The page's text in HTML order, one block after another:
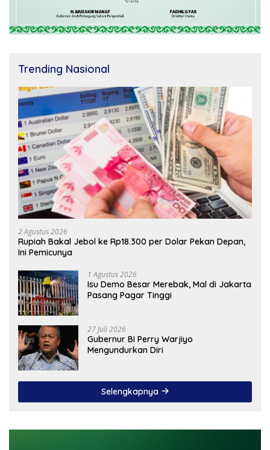
Trending Nasional
2 Agustus 2026
Rupiah Bakal Jebol ke Rp18.300 per Dolar Pekan Depan,
Ini Pemicunya
1 Agustus 2026
Isu Demo Besar Merebak, Mal di Jakarta
Pasang Pagar Tinggi
27 Juli 2026
Gubernur BI Perry Warjiyo
Mengundurkan Diri
Selengkapnya